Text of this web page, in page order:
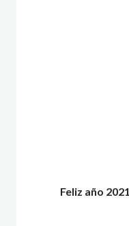
Feliz año 2021